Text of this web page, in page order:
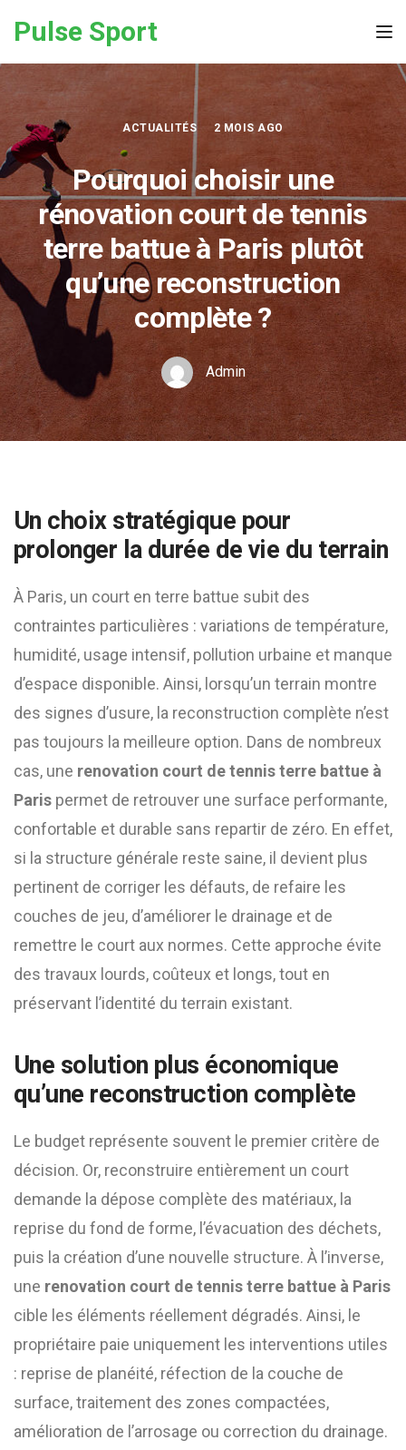
Pulse Sport
ACTUALITÉS 2 MOIS AGO
Pourquoi choisir une
rénovation court de tennis
terre battue à Paris plutôt
qu’une reconstruction
complète ?
Admin
Un choix stratégique pour
prolonger la durée de vie du terrain
À Paris, un court en terre battue subit des
contraintes particulières : variations de température,
humidité, usage intensif, pollution urbaine et manque
d’espace disponible. Ainsi, lorsqu’un terrain montre
des signes d’usure, la reconstruction complète n’est
pas toujours la meilleure option. Dans de nombreux
cas, une renovation court de tennis terre battue à
Paris permet de retrouver une surface performante,
confortable et durable sans repartir de zéro. En effet,
si la structure générale reste saine, il devient plus
pertinent de corriger les défauts, de refaire les
couches de jeu, d’améliorer le drainage et de
remettre le court aux normes. Cette approche évite
des travaux lourds, coûteux et longs, tout en
préservant l’identité du terrain existant.
Une solution plus économique
qu’une reconstruction complète
Le budget représente souvent le premier critère de
décision. Or, reconstruire entièrement un court
demande la dépose complète des matériaux, la
reprise du fond de forme, l’évacuation des déchets,
puis la création d’une nouvelle structure. À l’inverse,
une renovation court de tennis terre battue à Paris
cible les éléments réellement dégradés. Ainsi, le
propriétaire paie uniquement les interventions utiles
: reprise de planéité, réfection de la couche de
surface, traitement des zones compactées,
amélioration de l’arrosage ou correction du drainage.